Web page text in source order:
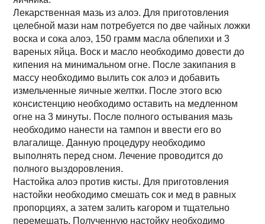
Лекарственная мазь из алоэ. Для приготовления
целебной мази нам потребуется по две чайных ложки
воска и сока алоэ, 150 грамм масла облепихи и 3
вареных яйца. Воск и масло необходимо довести до
кипения на минимальном огне. После закипания в
массу необходимо вылить сок алоэ и добавить
измельченные яичные желтки. После этого всю
консистенцию необходимо оставить на медленном
огне на 3 минуты. После полного остывания мазь
необходимо нанести на тампон и ввести его во
влагалище. Данную процедуру необходимо
выполнять перед сном. Лечение проводится до
полного выздоровления.
Настойка алоэ против кисты. Для приготовления
настойки необходимо смешать сок и мед в равных
пропорциях, а затем залить кагором и тщательно
перемешать. Полученную настойку необходимо